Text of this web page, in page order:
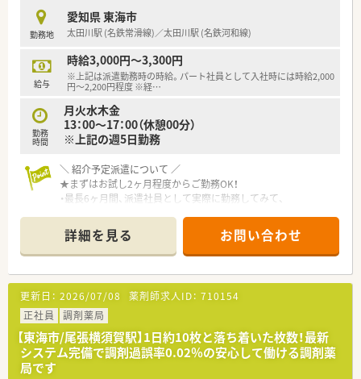
があるのも特徴です
勤務地
愛知県 東海市
太田川駅 (名鉄常滑線)／太田川駅 (名鉄河和線)
給与
時給3,000円～3,300円
※上記は派遣勤務時の時給。パート社員として入社時には時給2,000
円～2,200円程度 ※経…
勤務
時間
月火水木金
13：00～17：00（休憩00分）
※上記の週5日勤務
＼ 紹介予定派遣について ／
★まずはお試し2ヶ月程度からご勤務OK！
・最長6ヶ月間、派遣社員として実際に勤務してみて、
・実際の業務・職場の環境などをご覧になってから入社となるの
で、
ミスマッチが起きにくく、長く働きたい方にオススメ！
＼ 働く環境について ／
■内科・歯科を中心としたクリニックです。
■業務は外来患者様の対応となります。
■月～金/13：00～17：00にご勤務いただける方歓迎！
掛け持ち可能な方は＋αのお時間も相談可能です。
詳細を見る お問い合わせ
更新日： 2026/07/08 薬剤師求人ID： 710154
正社員
調剤薬局
【東海市/尾張横須賀駅】1日約10枚と落ち着いた枚数！最新
システム完備で調剤過誤率0.02％の安心して働ける調剤薬
局です